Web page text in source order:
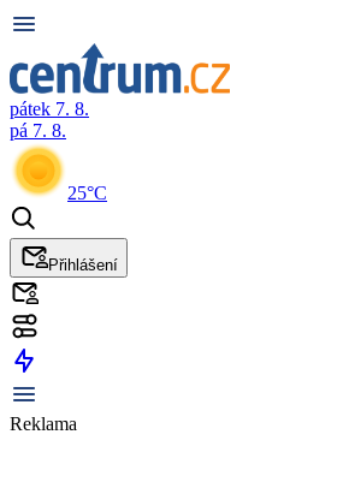
pátek 7. 8.
pá 7. 8.
25°C
Přihlášení
Reklama